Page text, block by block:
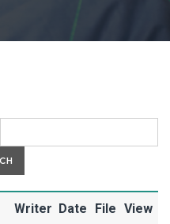
Writer Date File View